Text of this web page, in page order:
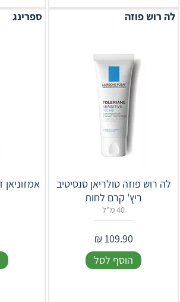
לה רוש פוזה
לה רוש פוזה טולריאן סנסיטיב
ריץ' קרם לחות
40 מ"ל
109.90
₪
הוסף לסל
ספרינג